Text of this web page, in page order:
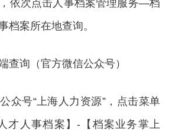
依次点击人事档案管理服务—档
案所在地查询。
询（官方微信公众号）
号“上海人力资源”，点击菜单
才人事档案】-【档案业务掌上